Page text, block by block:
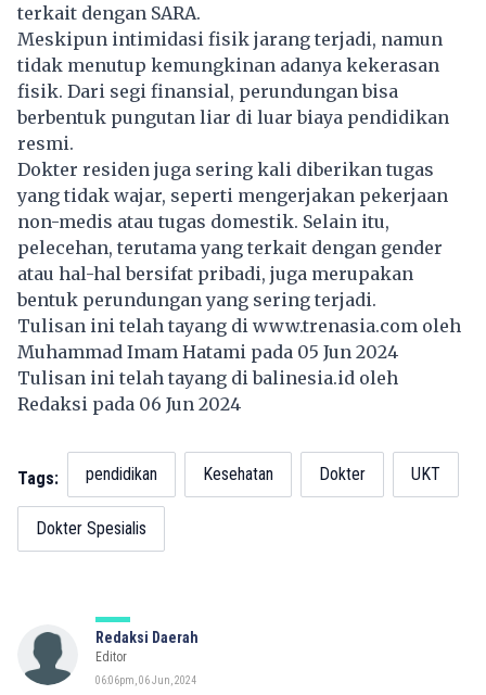
terkait dengan SARA.
Meskipun intimidasi fisik jarang terjadi, namun
tidak menutup kemungkinan adanya kekerasan
fisik. Dari segi finansial, perundungan bisa
berbentuk pungutan liar di luar biaya pendidikan
resmi.
Dokter residen juga sering kali diberikan tugas
yang tidak wajar, seperti mengerjakan pekerjaan
non-medis atau tugas domestik. Selain itu,
pelecehan, terutama yang terkait dengan gender
atau hal-hal bersifat pribadi, juga merupakan
bentuk perundungan yang sering terjadi.
Tulisan ini telah tayang di www.trenasia.com oleh
Muhammad Imam Hatami pada 05 Jun 2024
Tulisan ini telah tayang dibalinesia.id oleh
Redaksi pada 06 Jun 2024
Tags: pendidikan Kesehatan Dokter UKT
Dokter Spesialis
Redaksi Daerah
Editor
06:06pm, 06 Jun, 2024